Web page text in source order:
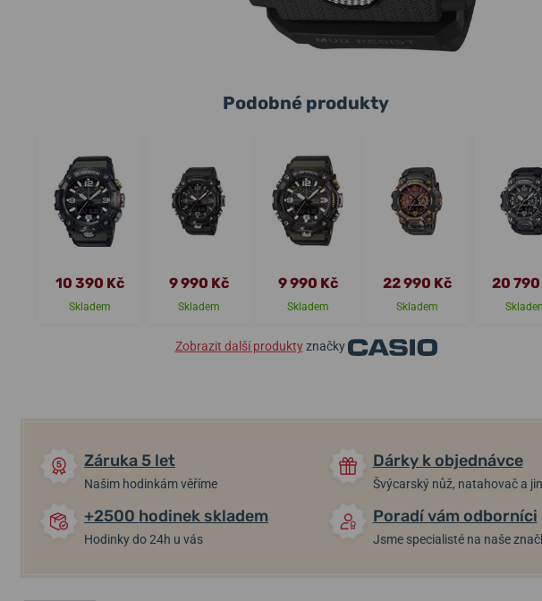
Podobné produkty
10 390 Kč
Skladem
9 990 Kč
Skladem
9 990 Kč
Skladem
22 990 Kč
Skladem
20 790
Zobrazit další produktyznačky
Záruka 5 let
Našim hodinkám věříme
Dárky k objednávce
Švýcarský nůž, natahovač a
+2500 hodinek skladem
Hodinky do 24h u vás
Poradí vám odborníci
Jsme specialisté na naše